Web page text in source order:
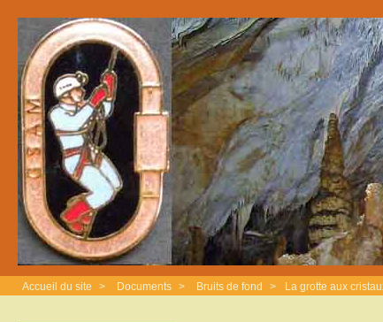
Accueil du site > Documents > Bruits de fond > La grotte aux